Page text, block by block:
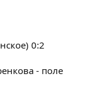
0:2
- поле